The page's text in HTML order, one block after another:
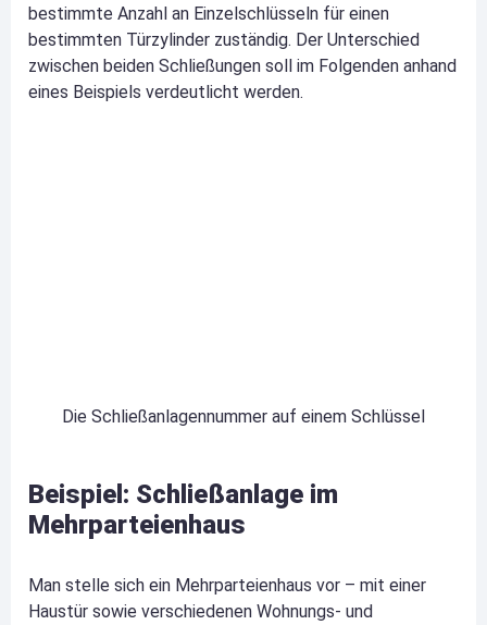
bestimmte Anzahl an Einzelschlüsseln für einen
bestimmten Türzylinder zuständig. Der Unterschied
zwischen beiden Schließungen soll im Folgenden anhand
eines Beispiels verdeutlicht werden.
Die Schließanlagennummer auf einem Schlüssel
Beispiel: Schließanlage im
Mehrparteienhaus
Man stelle sich ein Mehrparteienhaus vor – mit einer
Haustür sowie verschiedenen Wohnungs- und